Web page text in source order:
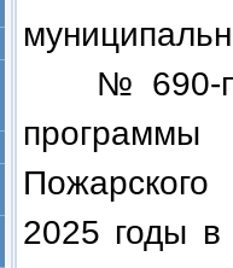
№ 690-па
2025 годы в